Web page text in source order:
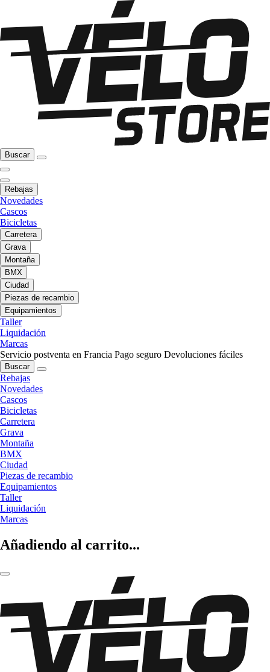
Buscar
Rebajas
Novedades
Cascos
Bicicletas
Carretera
Grava
Montaña
BMX
Ciudad
Piezas de recambio
Equipamientos
Taller
Liquidación
Marcas
Servicio postventa en Francia Pago seguro Devoluciones fáciles
Buscar
Rebajas
Novedades
Cascos
Bicicletas
Carretera
Grava
Montaña
BMX
Ciudad
Piezas de recambio
Equipamientos
Taller
Liquidación
Marcas
Añadiendo al carrito...